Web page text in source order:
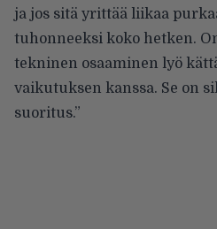
ja jos sitä yrittää liikaa
tuhonneeksi koko hetken.
tekninen osaaminen lyö
vaikutuksen kanssa. Se on
suoritus.”